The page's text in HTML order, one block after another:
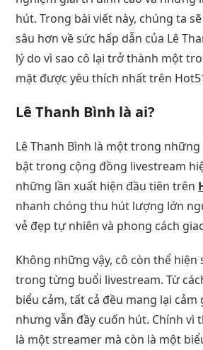
hút. Trong bài viết này, chúng ta
sâu hơn về sức hấp dẫn của Lê
lý do vì sao cô lại trở thành một
mặt được yêu thích nhất trên
Lê Thanh Bình là ai?
Lê Thanh Bình là một trong
bật trong cộng đồng livestream
những lần xuất hiện đầu tiên trên
nhanh chóng thu hút lượng lớn
vẻ đẹp tự nhiên và phong cách
Không những vậy, cô còn thể hiện
trong từng buổi livestream. Từ
biểu cảm, tất cả đều mang lại cảm
nhưng vẫn đầy cuốn hút. Chính vì
là một streamer mà còn là một